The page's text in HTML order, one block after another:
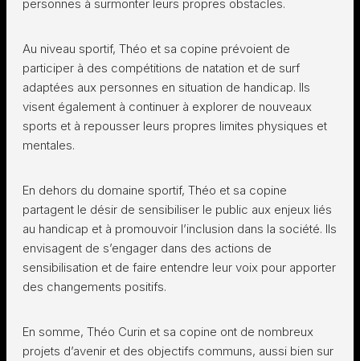
personnes à surmonter leurs propres obstacles.
Au niveau sportif, Théo et sa copine prévoient de
participer à des compétitions de natation et de surf
adaptées aux personnes en situation de handicap. Ils
visent également à continuer à explorer de nouveaux
sports et à repousser leurs propres limites physiques et
mentales.
En dehors du domaine sportif, Théo et sa copine
partagent le désir de sensibiliser le public aux enjeux liés
au handicap et à promouvoir l’inclusion dans la société. Ils
envisagent de s’engager dans des actions de
sensibilisation et de faire entendre leur voix pour apporter
des changements positifs.
En somme, Théo Curin et sa copine ont de nombreux
projets d’avenir et des objectifs communs, aussi bien sur